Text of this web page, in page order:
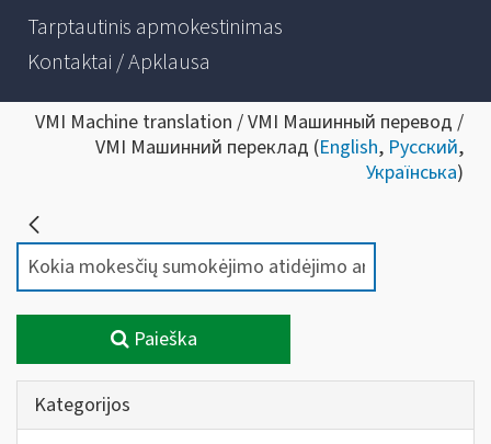
Tarptautinis apmokestinimas
Kontaktai / Apklausa
VMI Machine translation / VMI Машинный перевод /
VMI Машинний переклад (English, Русский,
Українська)
Paieška
Kategorijos